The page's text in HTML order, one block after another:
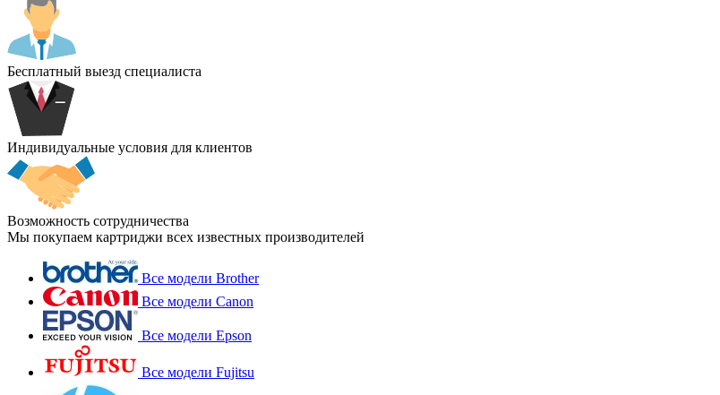
Бесплатный выезд специалиста
Индивидуальные условия для клиентов
Возможность сотрудничества
Мы покупаем картриджи всех известных производителей
Все модели Brother
Все модели Canon
Все модели Epson
Все модели Fujitsu